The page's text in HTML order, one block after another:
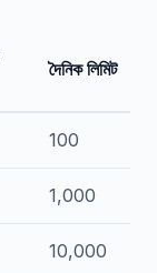
দৈনিক লিমিট
100
1,000
10,000